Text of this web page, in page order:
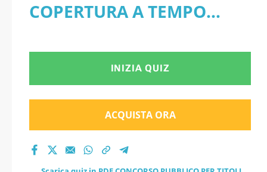
ED ESAMI PER LA
COPERTURA A
TEMPO
INDETERMINATO E
PIENO DI N. 12 POSTI
COPERTURA A TEMPO
DI N. 12 POSTI NELL’AREA
PROFESSIONALE
ISTRUTTORI, PROFILO
PROFESSIONALE
ISTRUTTORE PROCESSI
INIZIA QUIZ
ACQUISTA ORA